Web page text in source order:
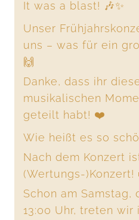
It was a blast! 🎶✨
Unser
uns – was für ein
🙌
Danke, dass ihr
musikalischen
geteilt habt! ❤️
Wie heißt es so
Nach dem Konzert
(Wertungs-)Konzert!
Schon am Samstag,
13:00 Uhr, treten wir